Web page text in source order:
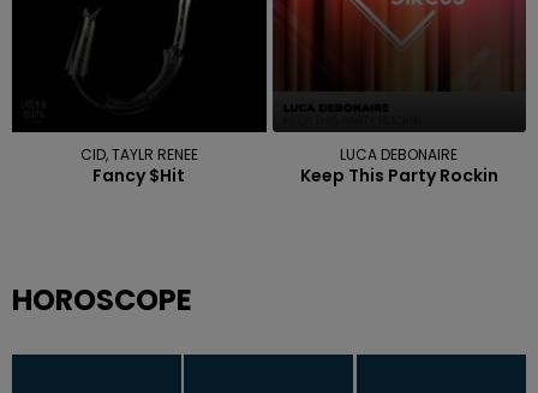
CID, TAYLR RENEE
Fancy $hit
LUCA DEBONAIRE
Keep This Party Rockin
HOROSCOPE